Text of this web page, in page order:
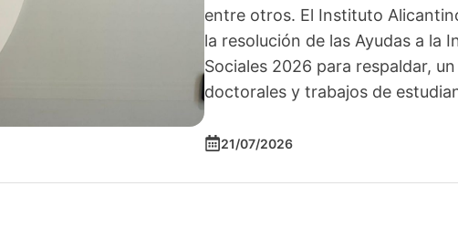
entre otros. El Instituto
la resolución de las Ayudas a la
Sociales 2026 para respaldar,
doctorales y trabajos de
21/07/2026